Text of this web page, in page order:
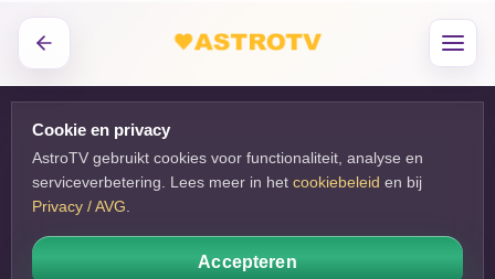
Cookie en privacy
AstroTV gebruikt cookies voor functionaliteit, analyse en
serviceverbetering. Lees meer in het cookiebeleid en bij
Privacy / AVG
Accepteren